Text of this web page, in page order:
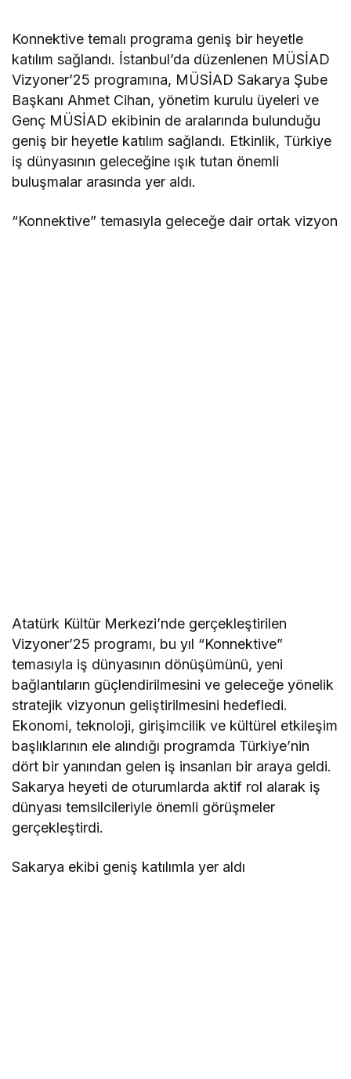
Konnektive temalı programa geniş bir heyetle
katılım sağlandı. İstanbul’da düzenlenen MÜSİAD
Vizyoner’25 programına, MÜSİAD Sakarya Şube
Başkanı Ahmet Cihan, yönetim kurulu üyeleri ve
Genç MÜSİAD ekibinin de aralarında bulunduğu
geniş bir heyetle katılım sağlandı. Etkinlik, Türkiye
iş dünyasının geleceğine ışık tutan önemli
buluşmalar arasında yer aldı.
“Konnektive” temasıyla geleceğe dair ortak vizyon
Atatürk Kültür Merkezi’nde gerçekleştirilen
Vizyoner’25 programı, bu yıl “Konnektive”
temasıyla iş dünyasının dönüşümünü, yeni
bağlantıların güçlendirilmesini ve geleceğe yönelik
stratejik vizyonun geliştirilmesini hedefledi.
Ekonomi, teknoloji, girişimcilik ve kültürel etkileşim
başlıklarının ele alındığı programda Türkiye’nin
dört bir yanından gelen iş insanları bir araya geldi.
Sakarya heyeti de oturumlarda aktif rol alarak iş
dünyası temsilcileriyle önemli görüşmeler
gerçekleştirdi.
Sakarya ekibi geniş katılımla yer aldı